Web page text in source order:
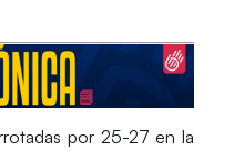
por 25-27 en la